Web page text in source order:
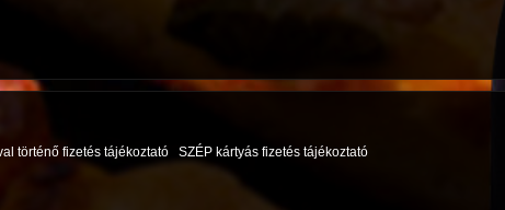
történő fizetés tájékoztató SZÉP kártyás fizetés tájékoztató